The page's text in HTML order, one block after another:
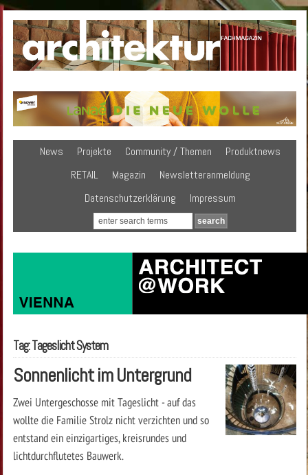
News Projekte Community / Themen
Produktnews
RETAIL
Magazin
Newsletteranmeldung
Datenschutzerklärung
Impressum
Tag: Tageslicht System
Sonnenlicht im Untergrund
Zwei Untergeschosse mit Tageslicht - auf das
wollte die Familie Strolz nicht verzichten und so
entstand ein einzigartiges, kreisrundes und
lichtdurchflutetes Bauwerk.